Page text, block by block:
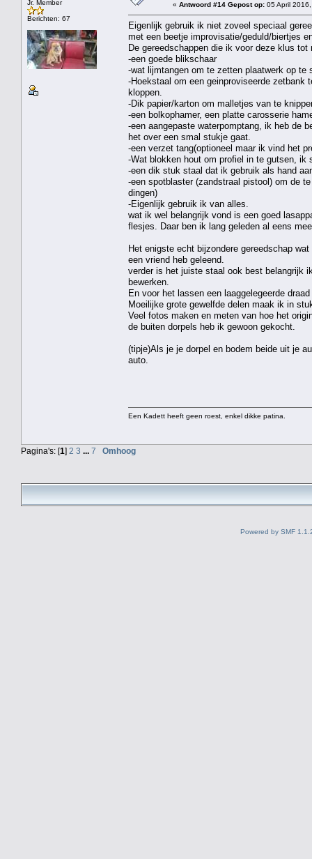
Jr. Member
Berichten: 67
« Antwoord #14 Gepost op: 05 April
Eigenlijk gebruik ik niet zoveel speciaal
met een beetje improvisatie/geduld/biertjes
De gereedschappen die ik voor deze klus
-een goede blikschaar
-wat lijmtangen om te zetten plaatwerk op te
-Hoekstaal om een geinproviseerde zetbank
kloppen.
-Dik papier/karton om malletjes van te
-een bolkophamer, een platte carosserie
-een aangepaste waterpomptang, ik heb de
het over een smal stukje gaat.
-een verzet tang(optioneel maar ik vind het
-Wat blokken hout om profiel in te gutsen, ik
-een dik stuk staal dat ik gebruik als hand
-een spotblaster (zandstraal pistool) om de
dingen)
-Eigenlijk gebruik ik van alles.
wat ik wel belangrijk vond is een goed
flesjes. Daar ben ik lang geleden al eens
Het enigste echt bijzondere gereedschap
een vriend heb geleend.
verder is het juiste staal ook best belangrijk
bewerken.
En voor het lassen een laaggelegeerde
Moeilijke grote gewelfde delen maak ik in
Veel fotos maken en meten van hoe het
de buiten dorpels heb ik gewoon gekocht.
(tipje)Als je je dorpel en bodem beide uit je
auto.
Een Kadett heeft geen roest, enkel dikke patina.
Pagina's: [1] 2 3 ... 7 Omhoog
Powered by SMF